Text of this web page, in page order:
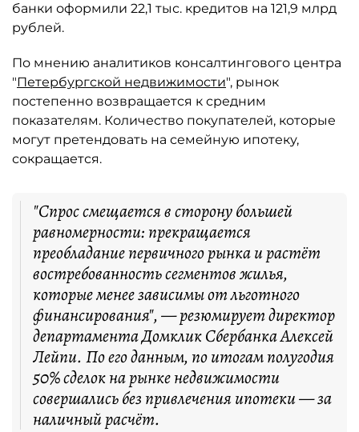
банки оформили 22,1 тыс. кредитов на 121,9 млрд
рублей.
По мнению аналитиков консалтингового центра
"Петербургской недвижимости", рынок
постепенно возвращается к средним
показателям. Количество покупателей, которые
могут претендовать на семейную ипотеку,
сокращается.
"Спрос смещается в сторону большей
равномерности: прекращается
преобладание первичного рынка и растёт
востребованность сегментов жилья,
которые менее зависимы от льготного
финансирования", — резюмирует директор
департамента Домклик Сбербанка Алексей
Лейпи. По его данным, по итогам полугодия
50% сделок на рынке недвижимости
совершались без привлечения ипотеки — за
наличный расчёт.